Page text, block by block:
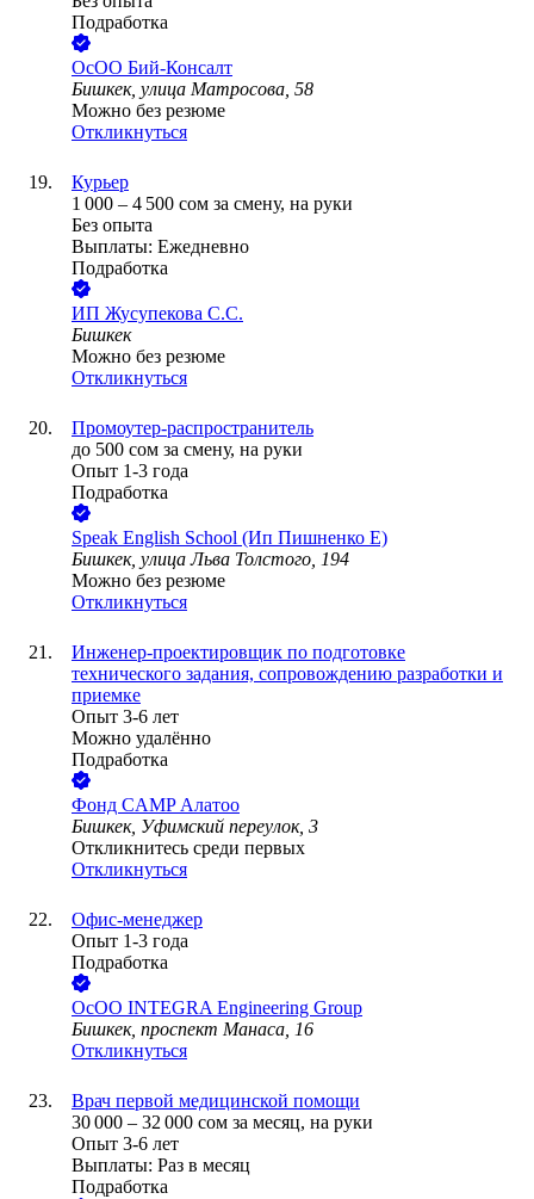
Подработка
ОсОО Бий-Консалт
Бишкек, улица Матросова, 58
Можно без резюме
Откликнуться
Курьер
1 000 – 4 500 сом за смену, на руки
Без опыта
Выплаты: Ежедневно
Подработка
ИП Жусупекова С.С.
Бишкек
Можно без резюме
Откликнуться
Промоутер-распространитель
до 500 сом за смену, на руки
Опыт 1-3 года
Подработка
Speak English School (Ип Пишненко Е)
Бишкек, улица Льва Толстого, 194
Можно без резюме
Откликнуться
Инженер-проектировщик по подготовке
технического задания, сопровождению разработки и
приемке
Опыт 3-6 лет
Можно удалённо
Подработка
Фонд CAMP Алатоо
Бишкек, Уфимский переулок, 3
Откликнитесь среди первых
Откликнуться
Офис-менеджер
Опыт 1-3 года
Подработка
ОсОО INTEGRA Engineering Group
Бишкек, проспект Манаса, 16
Откликнуться
Врач первой медицинской помощи
30 000 – 32 000 сом за месяц, на руки
Опыт 3-6 лет
Выплаты: Раз в месяц
Подработка